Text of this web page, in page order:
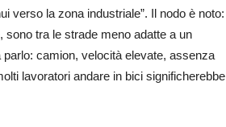
verso la zona industriale”. Il nodo è noto:
tra le strade meno adatte a un
camion, velocità elevate, assenza
lavoratori andare in bici significherebbe